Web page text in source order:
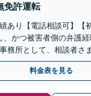
免許運転
あり【電話相談可】【
かつ被害者側の弁護
務所として、相談者さ
解決を目指します。
料金表を見る